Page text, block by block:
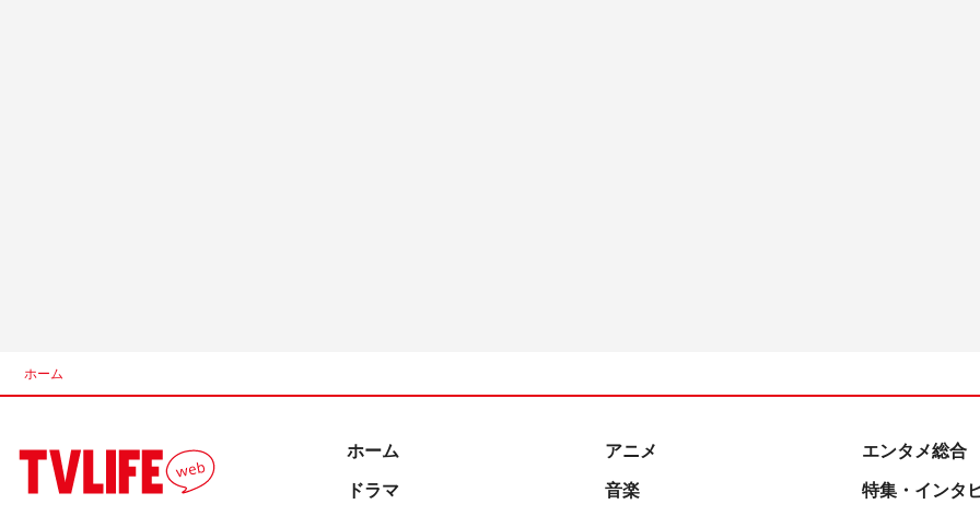
ホーム
ホーム
ドラマ
アニメ
音楽
エンタメ総合
特集・インタ